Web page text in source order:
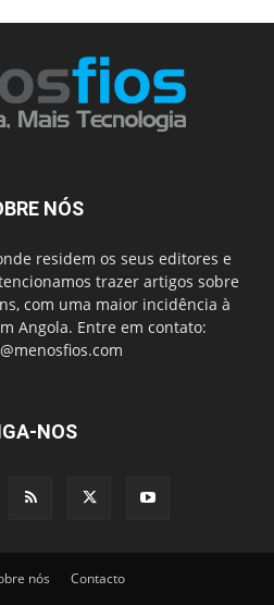
NÓS
residem os seus editores e
trazer artigos sobre
com uma maior incidência à
Angola. Entre em contato:
NOS
nós Contacto